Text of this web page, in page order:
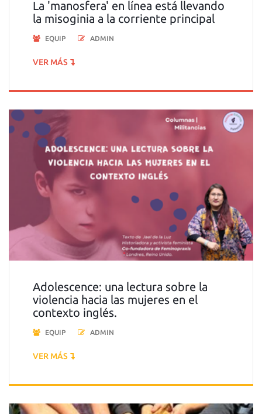
La 'manosfera' en línea está llevando
la misoginia a la corriente principal
EQUIP ADMIN
VER MÁS
Adolescence: una lectura sobre la
violencia hacia las mujeres en el
contexto inglés.
EQUIP ADMIN
VER MÁS